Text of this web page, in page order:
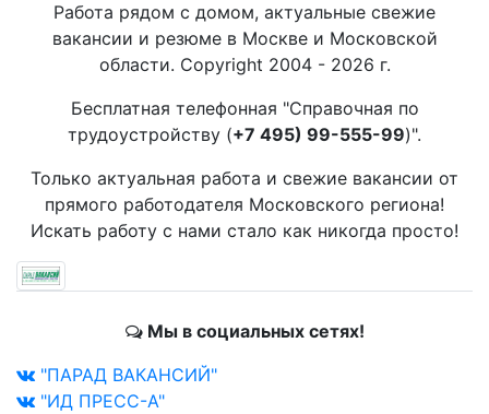
Работа рядом с домом, актуальные свежие
вакансии и резюме в Москве и Московской
области. Copyright 2004 - 2026 г.
Бесплатная телефонная "Справочная по
трудоустройству (+7 495) 99-555-99)".
Только актуальная работа и свежие вакансии от
прямого работодателя Московского региона!
Искать работу с нами стало как никогда просто!
Мы в социальных сетях!
"ПАРАД ВАКАНСИЙ"
"ИД ПРЕСС-А"